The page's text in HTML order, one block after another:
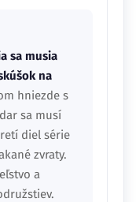
sa musia
na
hniezde s
sa musí
diel série
zvraty.
a